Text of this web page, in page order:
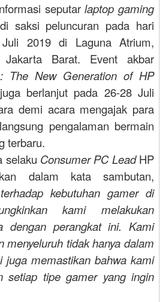
seputarlaptop gaming
saksi peluncuran pada hari
2019 di Laguna Atrium,
Barat. Event akbar
The New Generation of HP
berlanjut pada 26-28 Juli
demi acaramengajak para
pengalaman bermain
terbaru.
selaku Consumer PC LeadHP
dalam kata sambutan,
kebutuhan gamerdi
kami melakukan
dengan perangkat ini. Kami
menyeluruh tidak hanya dalam
juga memastikan bahwa kami
setiap tipe gamer yang ingin